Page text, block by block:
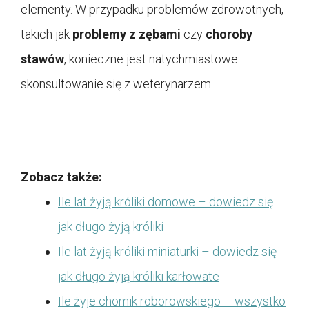
elementy. W przypadku problemów zdrowotnych,
takich jak problemy z zębami czy choroby
stawów, konieczne jest natychmiastowe
skonsultowanie się z weterynarzem.
Zobacz także:
Ile lat żyją króliki domowe – dowiedz się
jak długo żyją króliki
Ile lat żyją króliki miniaturki – dowiedz się
jak długo żyją króliki karłowate
Ile żyje chomik roborowskiego – wszystko